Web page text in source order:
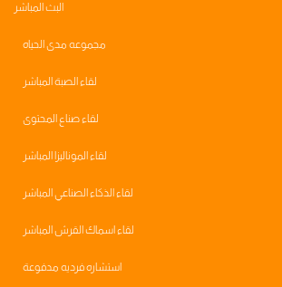
البث المباشر
مجموعه مدى الحياه
لقاء الصبة المباشر
لقاء صناع المحتوى
لقاء الموناليزا المباشر
لقاء الذكاء الصناعي المباشر
لقاء اسماك القرش المباشر
استشاره فرديه مدفوعة